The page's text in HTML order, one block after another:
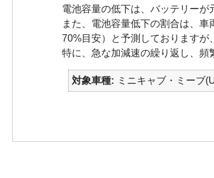
電池容量の低下は、バッテリーが
また、電池容量低下の割合は、
70%目安）と予測しておりますが
特に、急な加減速の繰り返し、頻
対象車種 ミニキャブ・ミーブ